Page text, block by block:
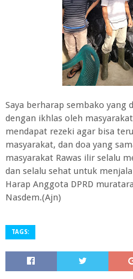
Saya berharap sembako yang
dengan ikhlas oleh
mendapat rezeki agar bisa
masyarakat, dan doa yang
masyarakat Rawas ilir selalu
dan selalu sehat untuk
Harap Anggota DPRD
Nasdem.(Ajn)
TAGS: